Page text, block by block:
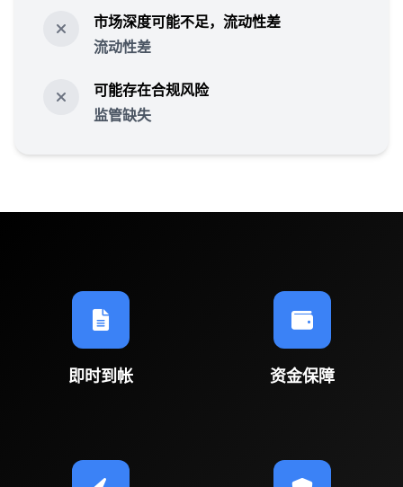
市场深度可能不足，流动性差
流动性差
可能存在合规风险
监管缺失
即时到帐 资金保障